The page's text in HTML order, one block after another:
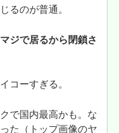
るのが普通。
マジで居るから閉鎖さ
コーすぎる。
で国内最高かも。な
た（トップ画像のヤ